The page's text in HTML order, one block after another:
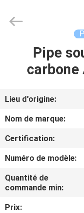
PRODUITS
PROPOS
DE
Trade
Co.,Ltd.
Pipe
carbone
Lieu d'origine:
Nom de marque:
Certification:
Numéro de modèle:
Quantité de
commande min:
Prix: